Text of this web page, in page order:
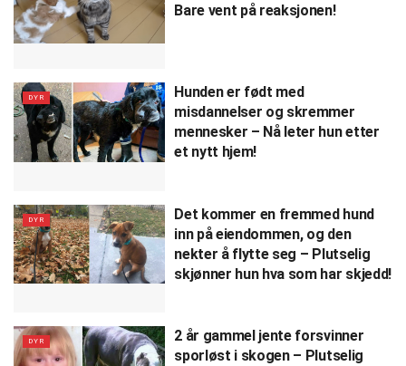
Bare vent på reaksjonen!
DYR
Hunden er født med
misdannelser og skremmer
mennesker – Nå leter hun etter
et nytt hjem!
DYR
Det kommer en fremmed hund
inn på eiendommen, og den
nekter å flytte seg – Plutselig
skjønner hun hva som har skjedd!
DYR
2 år gammel jente forsvinner
sporløst i skogen – Plutselig